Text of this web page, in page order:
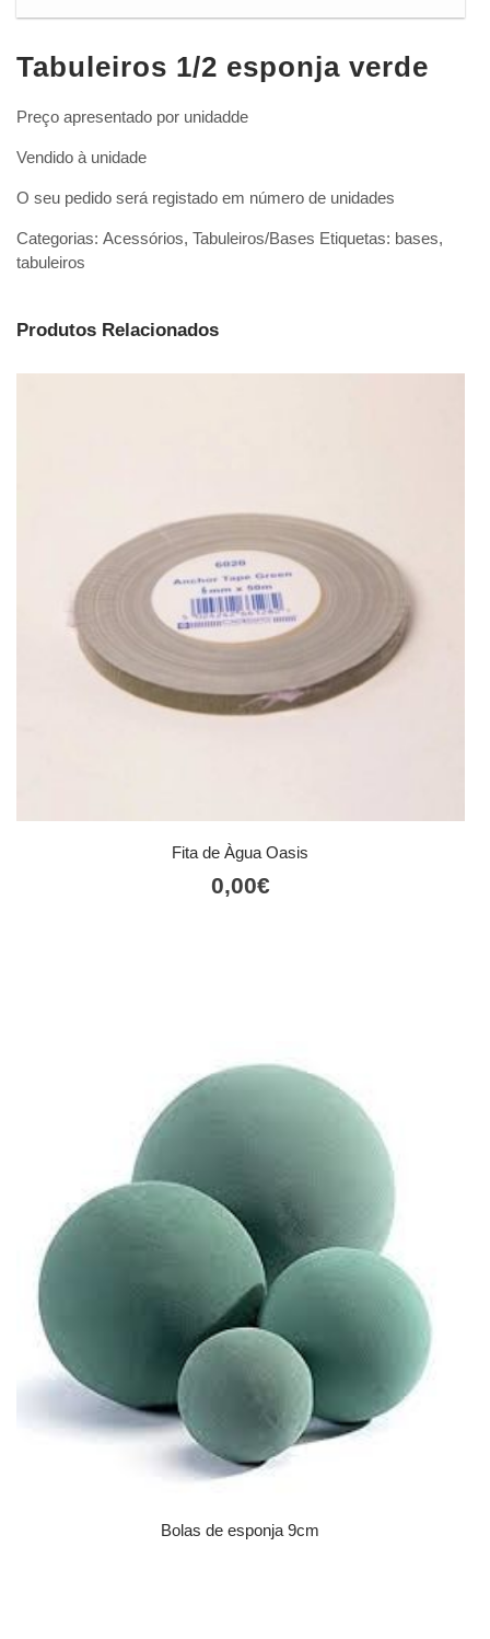
Tabuleiros 1/2 esponja verde
Preço apresentado por unidadde
Vendido à unidade
O seu pedido será registado em número de unidades
Categorias: Acessórios, Tabuleiros/Bases Etiquetas: bases,
tabuleiros
Produtos Relacionados
Fita de Àgua Oasis
0,00€
Bolas de esponja 9cm